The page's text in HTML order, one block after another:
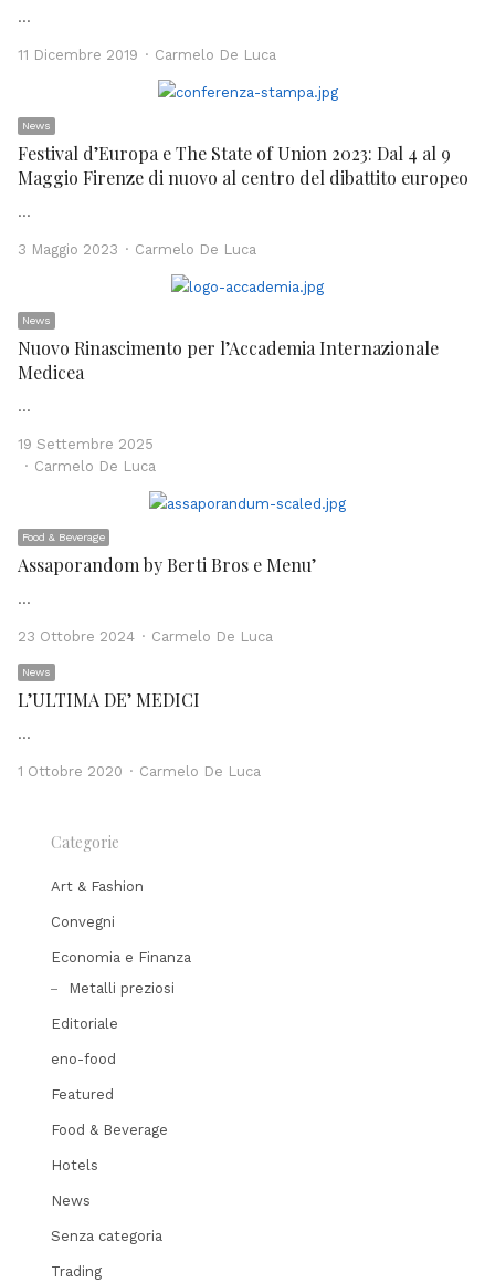
…
11 Dicembre 2019 Author
Carmelo De Luca
News
Festival d’Europa e The State of Union 2023: Dal 4 al 9
Maggio Firenze di nuovo al centro del dibattito europeo
…
3 Maggio 2023 Author
Carmelo De Luca
News
Nuovo Rinascimento per l’Accademia Internazionale
Medicea
…
19 Settembre 2025
Author
Carmelo De Luca
Food & Beverage
Assaporandom by Berti Bros e Menu’
…
23 Ottobre 2024 Author
Carmelo De Luca
News
L’ULTIMA DE’ MEDICI
…
1 Ottobre 2020 Author
Carmelo De Luca
Categorie
Art & Fashion
Convegni
Economia e Finanza
Metalli preziosi
Editoriale
eno-food
Featured
Food & Beverage
Hotels
News
Senza categoria
Trading